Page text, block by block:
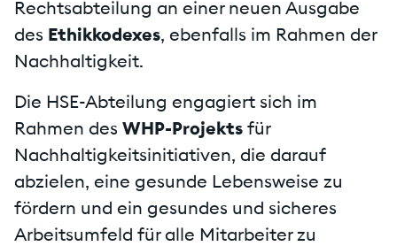
Rechtsabteilung an einer neuen Ausgabe
des Ethikkodexes, ebenfalls im Rahmen der
Nachhaltigkeit.
Die HSE-Abteilung engagiert sich im
Rahmen des WHP-Projekts für
Nachhaltigkeitsinitiativen, die darauf
abzielen, eine gesunde Lebensweise zu
fördern und ein gesundes und sicheres
Arbeitsumfeld für alle Mitarbeiter zu